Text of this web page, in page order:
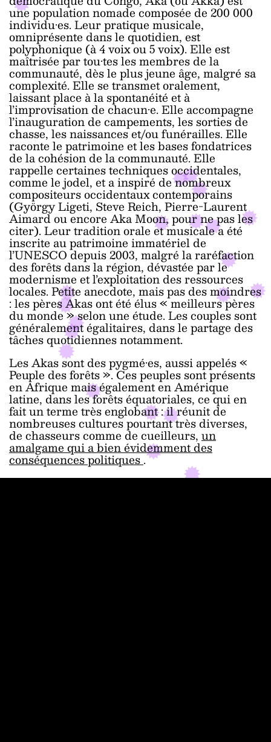
une population nomade composée de 200 000
individu·es. Leur pratique musicale,
omniprésente dans le quotidien, est
polyphonique (à 4 voix ou 5 voix). Elle est
maîtrisée par tou·tes les membres de la
communauté, dès le plus jeune âge, malgré sa
complexité. Elle se transmet oralement,
laissant place à la spontanéité et à
l’improvisation de chacun·e. Elle accompagne
l’inauguration de campements, les sorties de
chasse, les naissances et/ou funérailles. Elle
raconte le patrimoine et les bases fondatrices
de la cohésion de la communauté. Elle
rappelle certaines techniques occidentales,
comme le jodel, et a inspiré de nombreux
compositeurs occidentaux contemporains
(György Ligeti, Steve Reich, Pierre-Laurent
Aimard ou encore Aka Moon, pour ne pas les
citer). Leur tradition orale et musicale a été
inscrite au patrimoine immatériel de
l’UNESCO depuis 2003, malgré la raréfaction
des forêts dans la région, dévastée par le
modernisme et l’exploitation des ressources
locales. Petite anecdote, mais pas des moindres
: les pères Akas ont été élus « meilleurs pères
du monde » selon une étude. Les couples sont
généralement égalitaires, dans le partage des
tâches quotidiennes notamment.
Les Akas sont des pygmé·es, aussi appelés «
Peuple des forêts ». Ces peuples sont présents
en Afrique mais également en Amérique
latine, dans les forêts équatoriales, ce qui en
fait un terme très englobant : il réunit de
nombreuses cultures pourtant très diverses,
de chasseurs comme de cueilleurs,un
amalgame qui a bien évidemment des
conséquences politiques.